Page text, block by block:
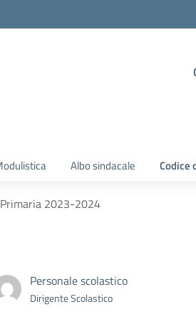
Albo sindacale Codice
2023-2024
Personale scolastico
Dirigente Scolastico